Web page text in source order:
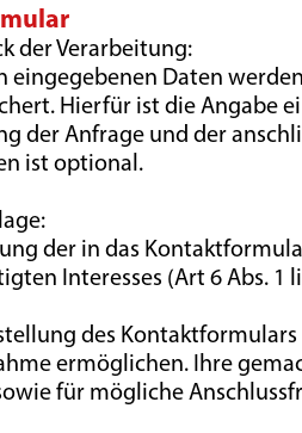
der Verarbeitung:
eingegebenen Daten
Hierfür ist die Angabe
der Anfrage und der
ist optional.
der in das
Interesses (Art 6 Abs. 1
des
ermöglichen. Ihre
für mögliche